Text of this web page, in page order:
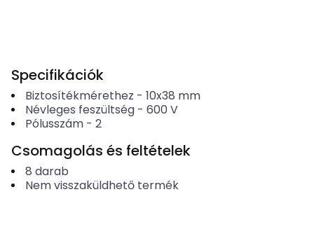
Specifikációk
Biztosítékmérethez - 10x38 mm
Névleges feszültség- 600 V
Pólusszám- 2
Csomagolás és feltételek
8 darab
Nem visszaküldhető termék